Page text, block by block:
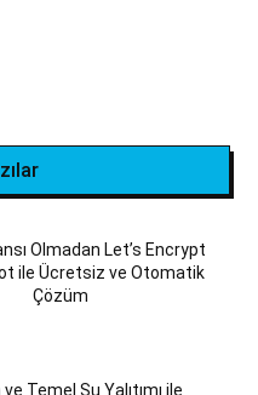
Olmadan Let’s Encrypt
ile Ücretsiz ve Otomatik
Çözüm
Temel Su Yalıtımı ile